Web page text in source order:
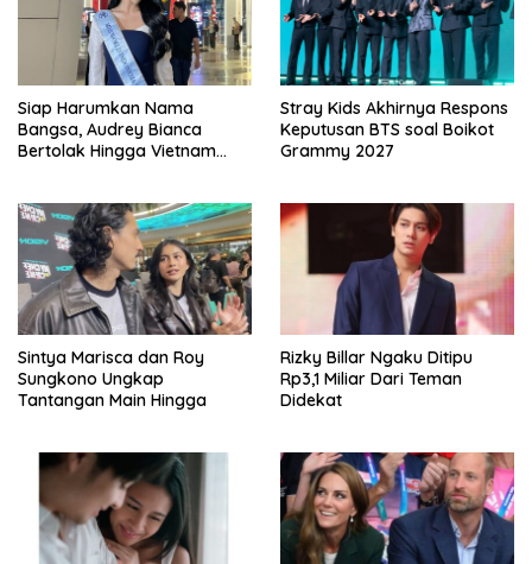
Siap Harumkan Nama
Bangsa, Audrey Bianca
Bertolak Hingga Vietnam
Stray Kids Akhirnya Respons
Keputusan BTS soal Boikot
Grammy 2027
Sintya Marisca dan Roy
Sungkono Ungkap
Tantangan Main Hingga
Rizky Billar Ngaku Ditipu
Rp3,1 Miliar Dari Teman
Didekat